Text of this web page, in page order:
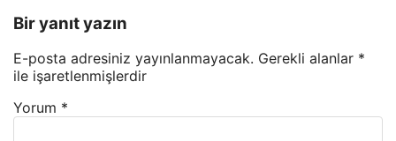
Bir yanıt yazın
E-posta adresiniz yayınlanmayacak. Gerekli alanlar *
ile işaretlenmişlerdir
Yorum *